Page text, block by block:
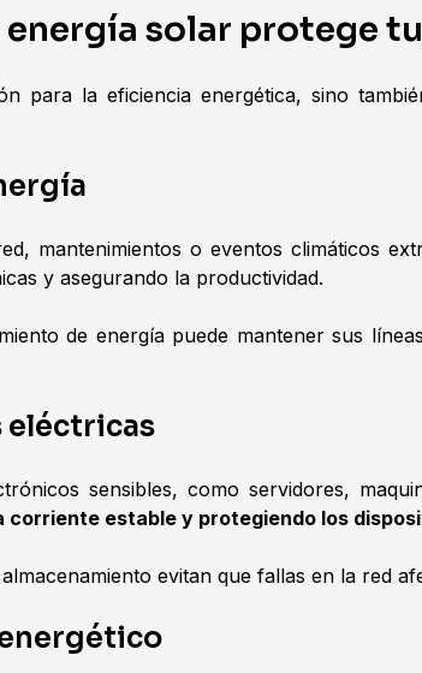
solar protege
para la eficiencia energética, sino
mantenimientos o eventos climáticos
y asegurando la productividad.
de energía puede mantener sus
eléctricas
sensibles, como servidores,
corriente estable y protegiendo los
evitan que fallas en la red